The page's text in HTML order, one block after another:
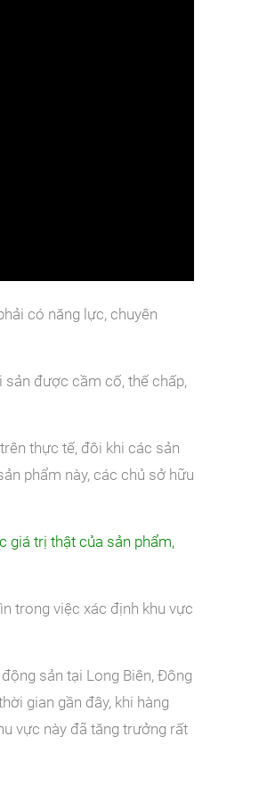
có năng lực, chuyên
sản được cầm cố, thế chấp,
thực tế, đôi khi các sản
phẩm này, các chủ sở hữu
giá trị thật của sản phẩm,
trong việc xác định khu vực
sản tại Long Biên, Đông
gian gần đây, khi hàng
vực này đã tăng trưởng rất